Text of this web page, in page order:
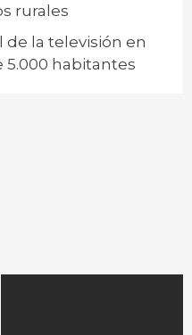
rurales
de la televisión en
habitantes